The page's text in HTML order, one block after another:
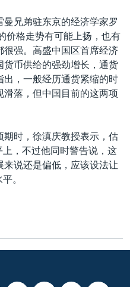
兄弟驻东京的经济学家罗
价格走势有可能上扬，也有
强。高盛中国区首席经济
币供给的强劲增长，通货
出，一般经历通货紧缩的时
落，但中国目前的这两项
时，徐滇庆教授表示，估
，不过他同时警告说，这
说还是偏低，应该设法让
。